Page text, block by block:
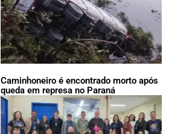
Caminhoneiro é encontrado morto após
queda em represa no Paraná